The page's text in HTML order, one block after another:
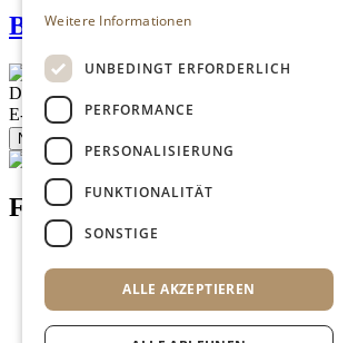
Biokäserei Walchsee
Description
E-Mail
Newsletter bestellen
Footer menu (DE)
Nutzungsbedingungen
Impressum
Weitere Informationen
UNBEDINGT ERFORDERLICH
PERFORMANCE
PERSONALISIERUNG
FUNKTIONALITÄT
SONSTIGE
ALLE AKZEPTIEREN